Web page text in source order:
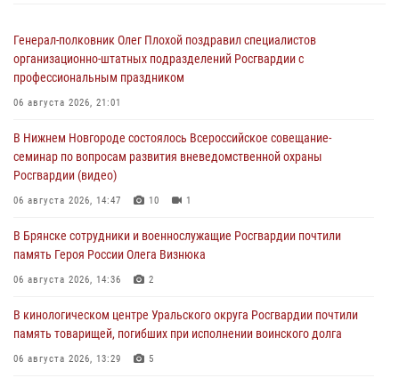
Генерал-полковник Олег Плохой поздравил специалистов
организационно-штатных подразделений Росгвардии с
профессиональным праздником
06 августа 2026, 21:01
В Нижнем Новгороде состоялось Всероссийское совещание-
семинар по вопросам развития вневедомственной охраны
Росгвардии (видео)
06 августа 2026, 14:47 10 1
В Брянске сотрудники и военнослужащие Росгвардии почтили
память Героя России Олега Визнюка
06 августа 2026, 14:36 2
В кинологическом центре Уральского округа Росгвардии почтили
память товарищей, погибших при исполнении воинского долга
06 августа 2026, 13:29 5